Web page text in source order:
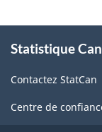
propos
ce
site
Statistique
Contactez StatCan
Centre de